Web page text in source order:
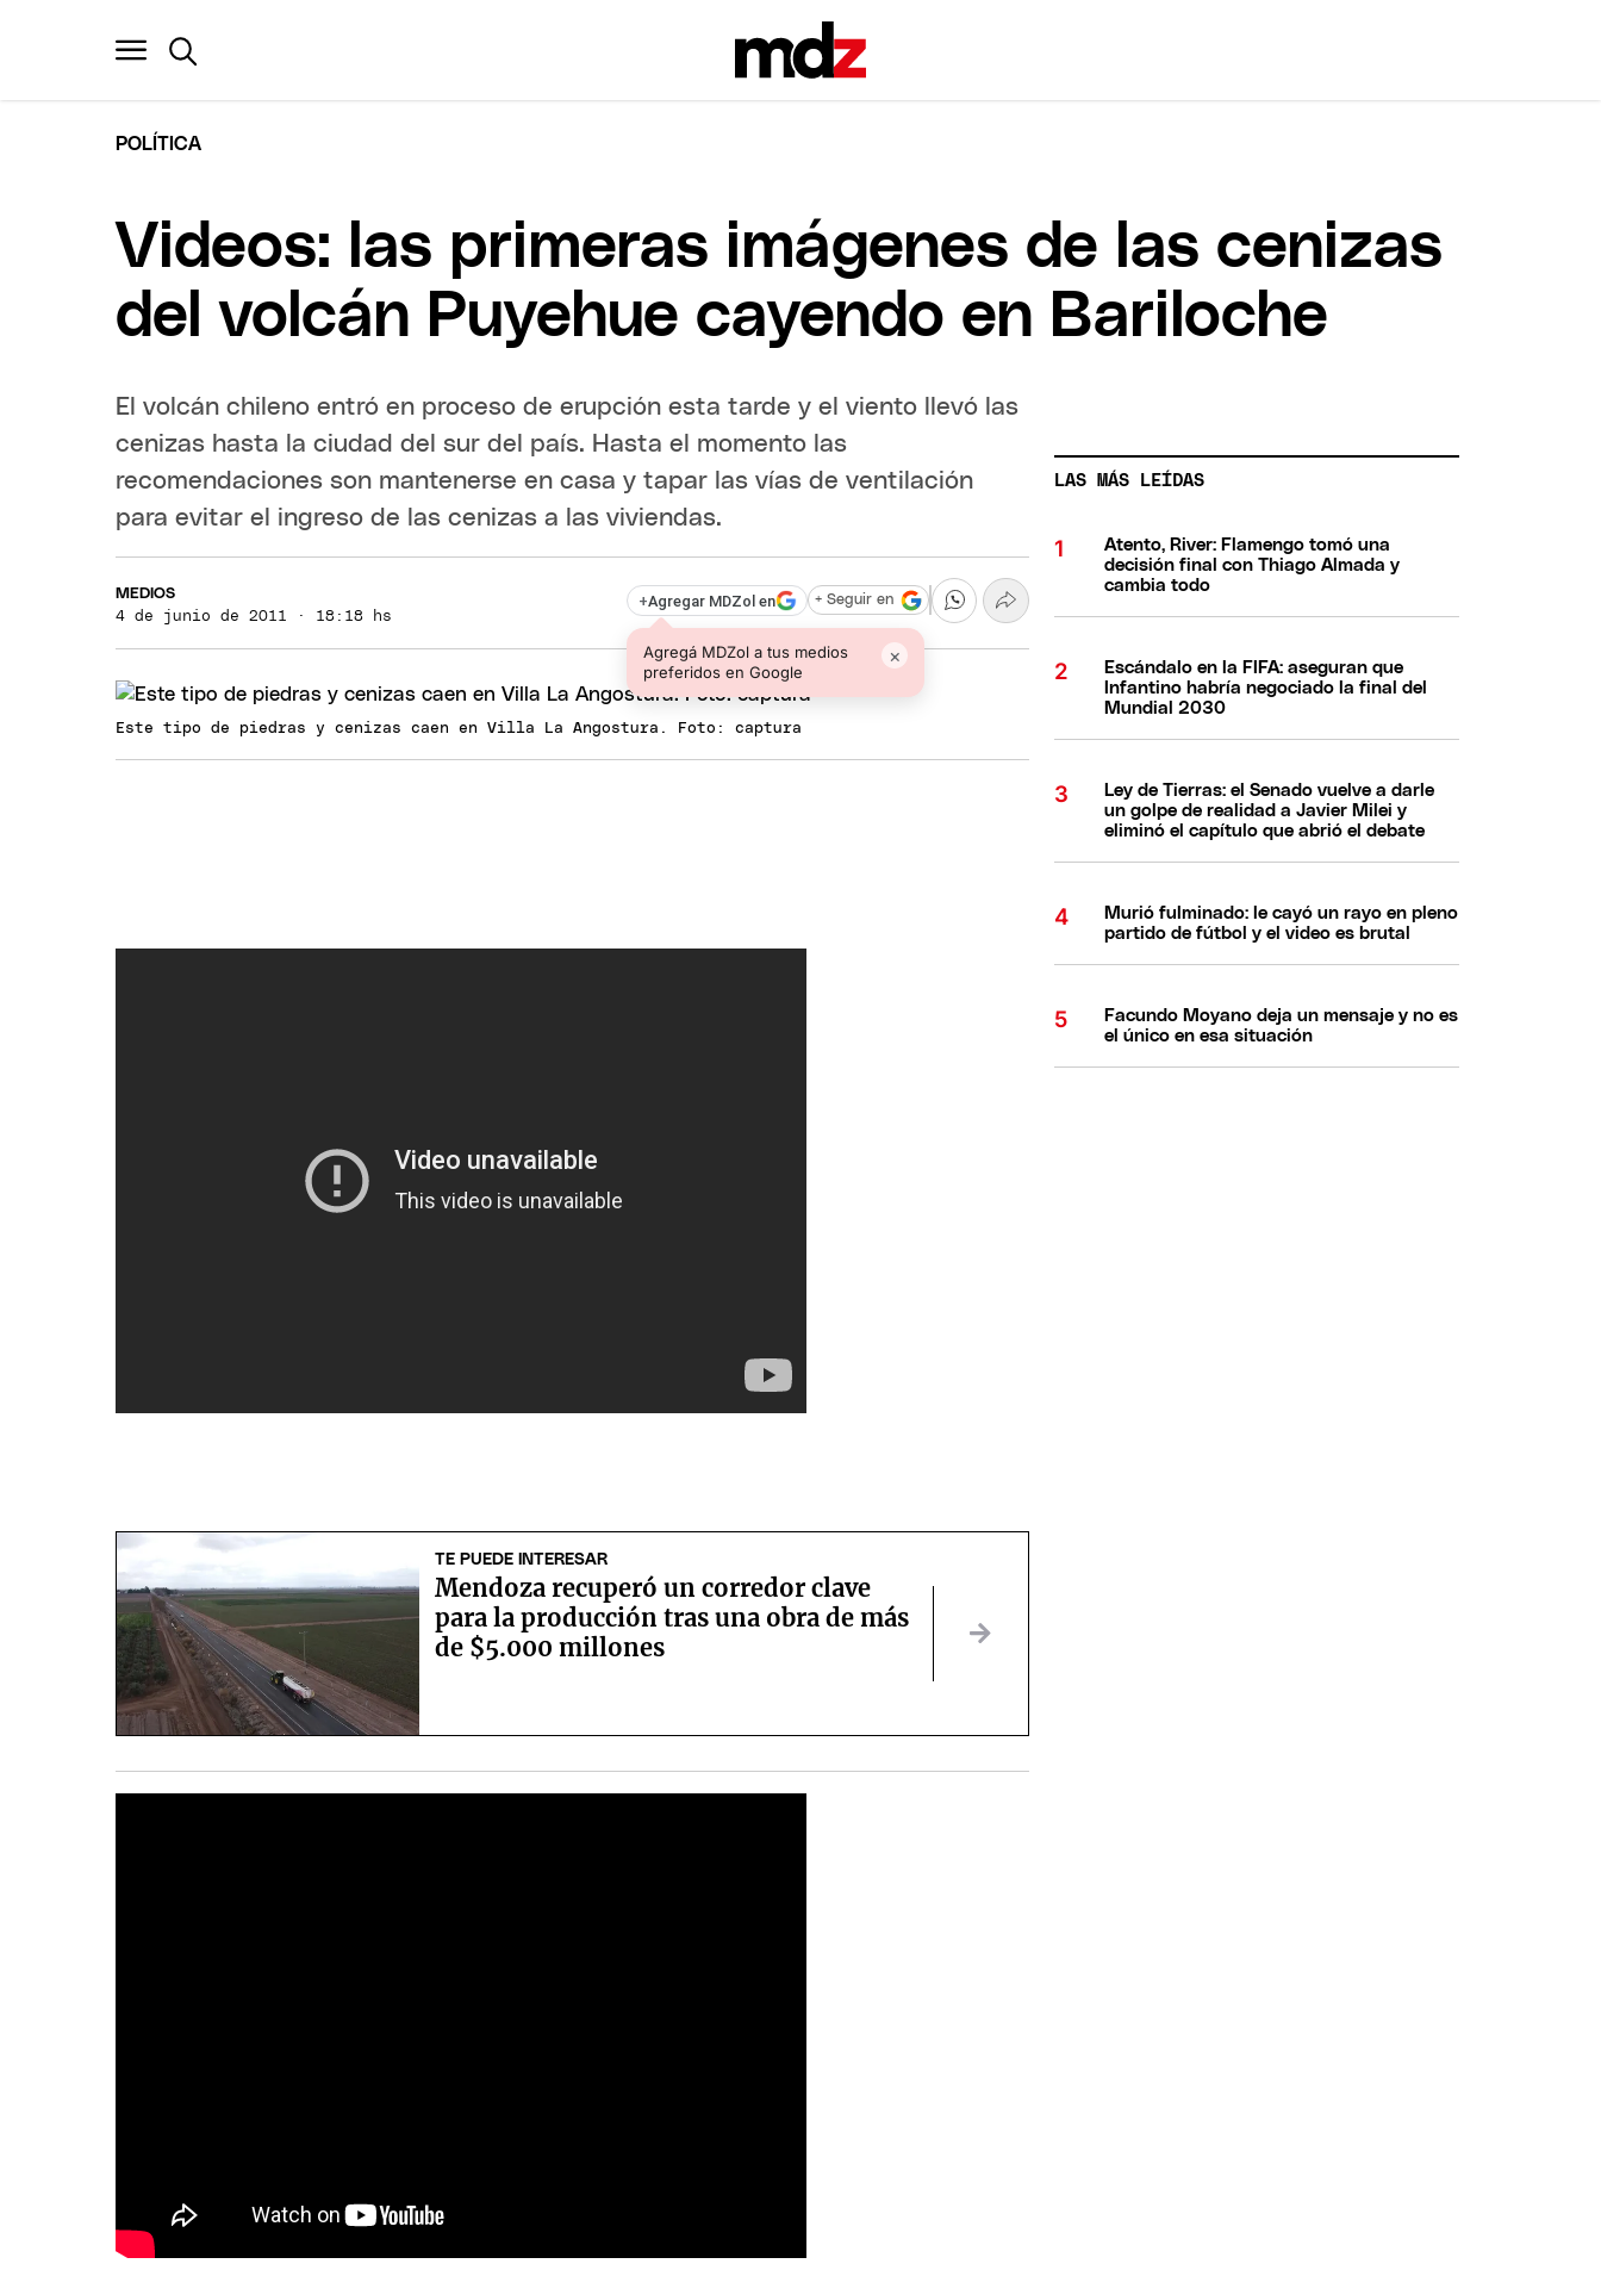
POLÍTICA
Videos: las primeras imágenes de las cenizas
del volcán Puyehue cayendo en Bariloche
El volcán chileno entró en proceso de erupción esta tarde y el viento llevó las
cenizas hasta la ciudad del sur del país. Hasta el momento las
recomendaciones son mantenerse en casa y tapar las vías de ventilación
para evitar el ingreso de las cenizas a las viviendas.
MEDIOS
4 de junio de 2011 · 18:18 hs
+Agregar MDZol en
Agregá MDZol a tus medios
preferidos en Google
×
+ Seguir en
Este tipo de piedras y cenizas caen en Villa La Angostura. Foto: captura
TE PUEDE INTERESAR
Mendoza recuperó un corredor clave
para la producción tras una obra de más
de $5.000 millones
LAS MÁS LEÍDAS
Atento, River: Flamengo tomó una
decisión final con Thiago Almada y
cambia todo
Escándalo en la FIFA: aseguran que
Infantino habría negociado la final del
Mundial 2030
Ley de Tierras: el Senado vuelve a darle
un golpe de realidad a Javier Milei y
eliminó el capítulo que abrió el debate
Murió fulminado: le cayó un rayo en pleno
partido de fútbol y el video es brutal
Facundo Moyano deja un mensaje y no es
el único en esa situación